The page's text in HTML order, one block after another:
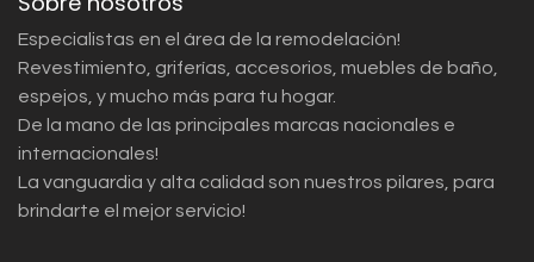
Especialistas en el área de la remodelación!
Revestimiento, griferías, accesorios, muebles de baño,
espejos, y mucho más para tu hogar.
De la mano de las principales marcas nacionales e
internacionales!
La vanguardia y alta calidad son nuestros pilares, para
brindarte el mejor servicio!